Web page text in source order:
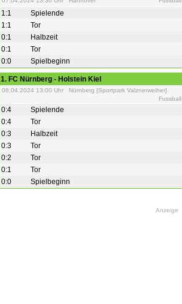
1:1
Spielende
1:1
Tor
0:1
Halbzeit
0:1
Tor
0:0
Spielbeginn
1. FC Nürnberg - Holstein Kiel
06.04.2024 13:00 Uhr Nürnberg [Sportpark Valznerweiher]
Fussball
0:4
Spielende
0:4
Tor
0:3
Halbzeit
0:3
Tor
0:2
Tor
0:1
Tor
0:0
Spielbeginn
Anzeige